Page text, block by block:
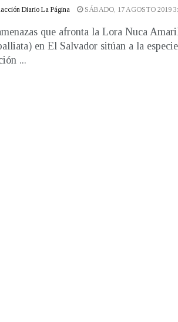
Diario La Página SÁBADO, 17 AGOSTO 2019
que afronta la Lora Nuca
en El Salvador sitúan a la
...